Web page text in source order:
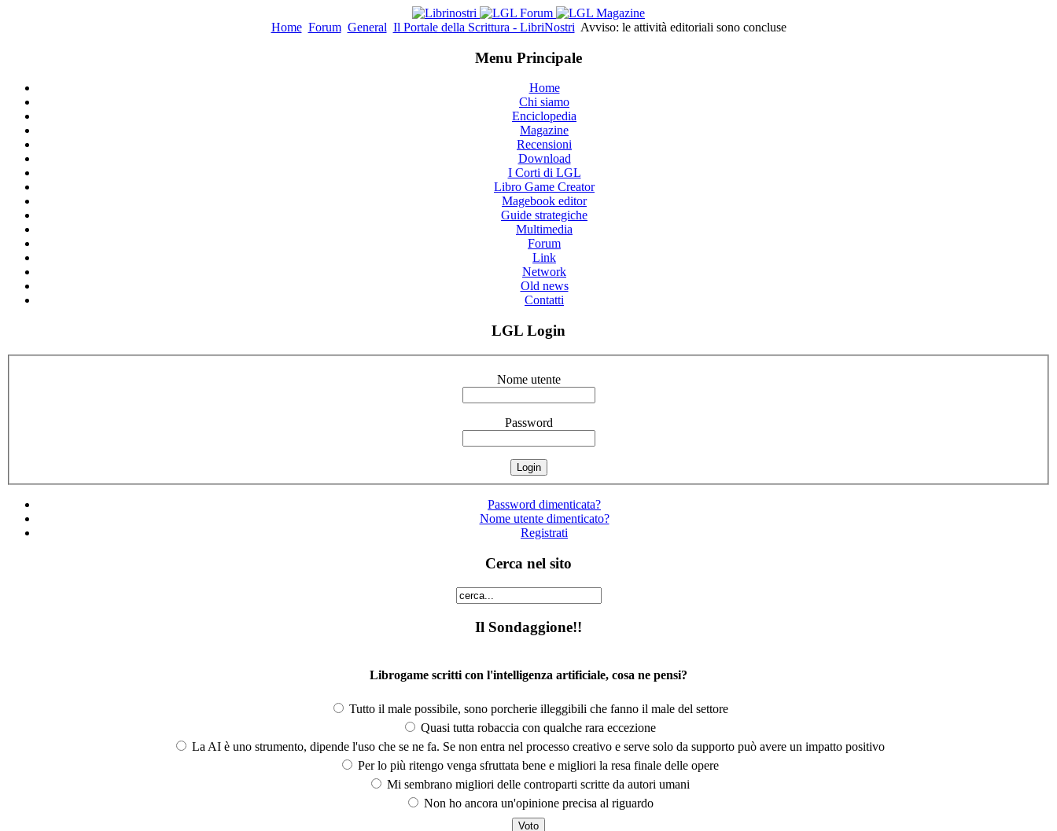
Home Forum General Il Portale della Scrittura - LibriNostri Avviso: le attività editoriali sono concluse
Menu Principale
Home
Chi siamo
Enciclopedia
Magazine
Recensioni
Download
I Corti di LGL
Libro Game Creator
Magebook editor
Guide strategiche
Multimedia
Forum
Link
Network
Old news
Contatti
LGL Login
Nome utente
Password
Password dimenticata?
Nome utente dimenticato?
Registrati
Cerca nel sito
Il Sondaggione!!
Librogame scritti con l'intelligenza artificiale, cosa ne pensi?
Tutto il male possibile, sono porcherie illeggibili che fanno il male del settore
Quasi tutta robaccia con qualche rara eccezione
La AI è uno strumento, dipende l'uso che se ne fa. Se non entra nel processo creativo e serve solo da supporto può avere un impatto positivo
Per lo più ritengo venga sfruttata bene e migliori la resa finale delle opere
Mi sembrano migliori delle controparti scritte da autori umani
Non ho ancora un'opinione precisa al riguardo